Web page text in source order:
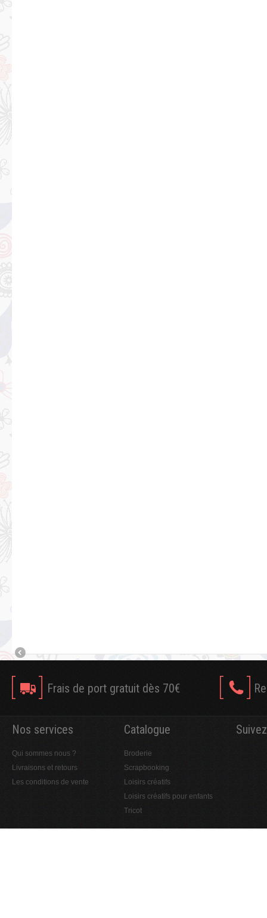
Frais de port gratuit dès 70€
Nos services
Qui sommes nous ?
Livraisons et retours
Les conditions de vente
Catalogue
Broderie
Scrapbooking
Loisirs créatifs
Loisirs créatifs pour enfants
Tricot